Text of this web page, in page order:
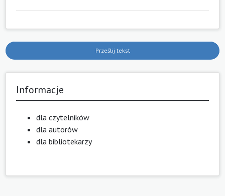
Prześlij tekst
Informacje
dla czytelników
dla autorów
dla bibliotekarzy